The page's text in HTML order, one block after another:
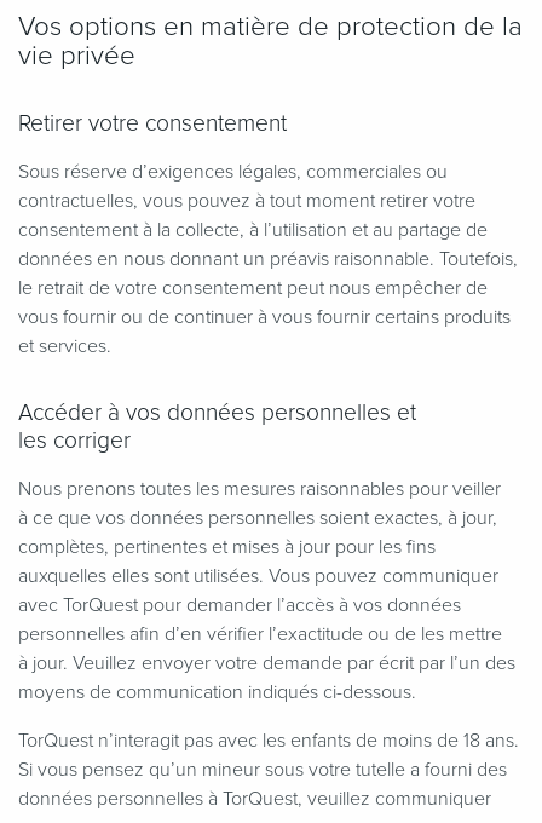
Vos options en matière de protection de la
vie privée
Retirer votre consentement
Sous réserve d’exigences légales, commerciales ou
contractuelles, vous pouvez à tout moment retirer votre
consentement à la collecte, à l’utilisation et au partage de
données en nous donnant un préavis raisonnable. Toutefois,
le retrait de votre consentement peut nous empêcher de
vous fournir ou de continuer à vous fournir certains produits
et services.
Accéder à vos données personnelles et
les corriger
Nous prenons toutes les mesures raisonnables pour veiller
à ce que vos données personnelles soient exactes, à jour,
complètes, pertinentes et mises à jour pour les fins
auxquelles elles sont utilisées. Vous pouvez communiquer
avec TorQuest pour demander l’accès à vos données
personnelles afin d’en vérifier l’exactitude ou de les mettre
à jour. Veuillez envoyer votre demande par écrit par l’un des
moyens de communication indiqués ci-dessous.
TorQuest n’interagit pas avec les enfants de moins de 18 ans.
Si vous pensez qu’un mineur sous votre tutelle a fourni des
données personnelles à TorQuest, veuillez communiquer